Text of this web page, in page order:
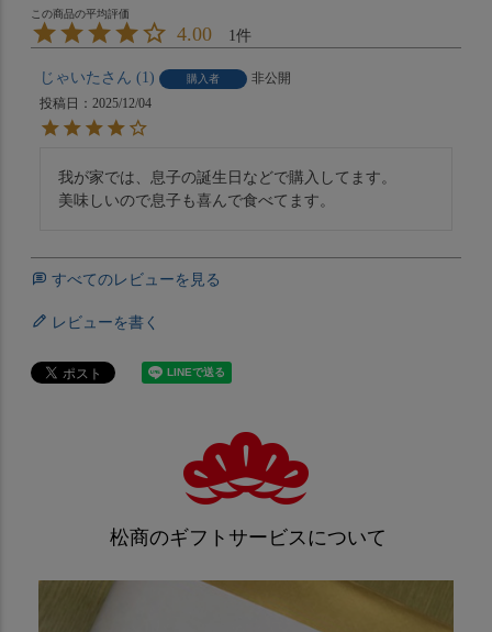
4.00 1
じゃいた 1 購入者
非公開
投稿日
2025/12/04
我が家では、息子の誕生日などで購入してます。
美味しいので息子も喜んで食べてます。
すべてのレビューを見る
レビューを書く
松商のギフトサービスについて